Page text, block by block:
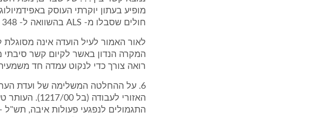
חולים שסבלו מ- ALS בהשוואה ל- 348 ביקורות.
לאור האמור לעיל הועדה אינה
המקרה הנדון באשר לקיום קשר
רואה צורך כדי לנקוט עמדה חד
6. על ההחלטה המשלימה של ועדת
האזורי